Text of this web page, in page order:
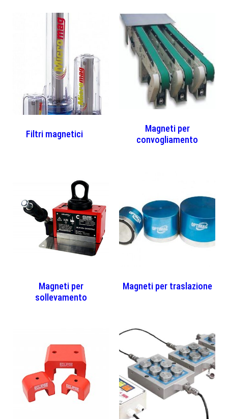
Filtri magnetici
Magneti per
convogliamento
Magneti per
sollevamento
Magneti per traslazione